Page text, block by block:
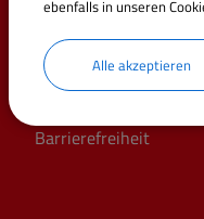
Online-Dienste
Stellenangebote
Veranstaltungen
Barrierefreiheit
ebenfalls in unseren
Alle akzeptieren